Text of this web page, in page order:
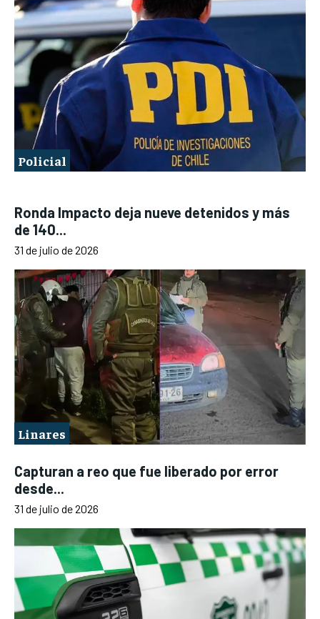
Policial
Ronda Impacto deja nueve detenidos y más
de 140...
31 de julio de 2026
Linares
Capturan a reo que fue liberado por error
desde...
31 de julio de 2026